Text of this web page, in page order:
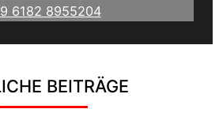
6182 8955204
BEITRÄGE